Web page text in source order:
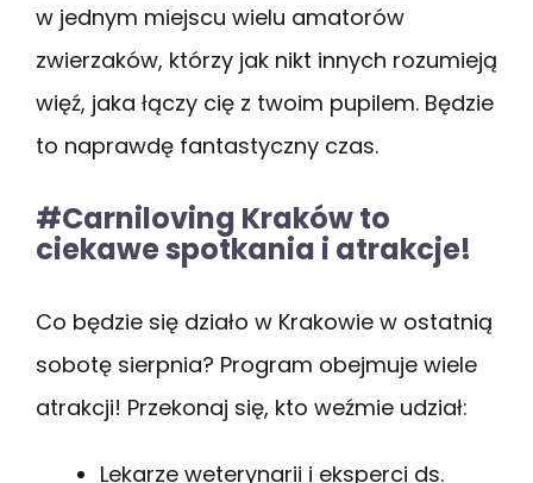
w jednym miejscu wielu amatorów
zwierzaków, którzy jak nikt innych rozumieją
więź, jaka łączy cię z twoim pupilem. Będzie
to naprawdę fantastyczny czas.
#Carniloving Kraków to
ciekawe spotkania i atrakcje!
Co będzie się działo w Krakowie w ostatnią
sobotę sierpnia? Program obejmuje wiele
atrakcji! Przekonaj się, kto weźmie udział:
Lekarze weterynarii i eksperci ds.